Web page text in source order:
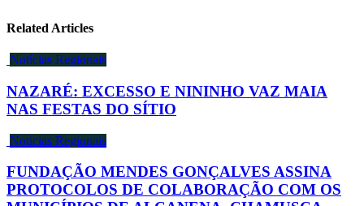
Related Articles
Notícias Regionais
NAZARÉ: EXCESSO E NININHO VAZ MAIA
NAS FESTAS DO SÍTIO
Notícias Regionais
FUNDAÇÃO MENDES GONÇALVES ASSINA
PROTOCOLOS DE COLABORAÇÃO COM OS